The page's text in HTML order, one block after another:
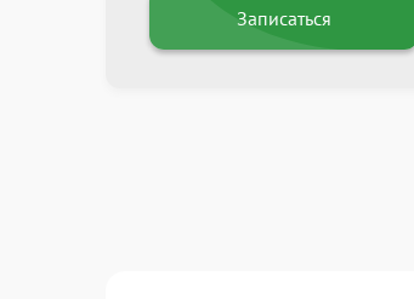
Записаться